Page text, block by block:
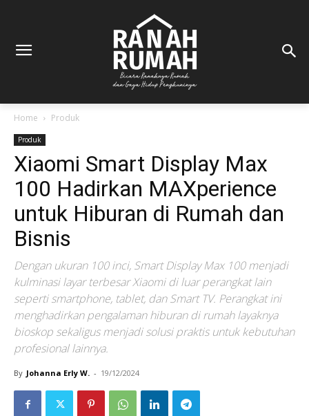
Home Produk
Produk
Xiaomi Smart Display Max
100 Hadirkan MAXperience
untuk Hiburan di Rumah dan
Bisnis
Dengan ukuran 100 inci, Smart Display Max 100 menjadi
kulminasi layar terbesar Xiaomi di luar perangkat lain
seperti smartphone, tablet, dan Smart TV. Perangkat ini
menghadirkan pengalaman hiburan di rumah layaknya
bioskop sekaligus menjadi solusi praktis untuk kebutuhan
profesional lainnya.
By Johanna Erly W. - 19/12/2024